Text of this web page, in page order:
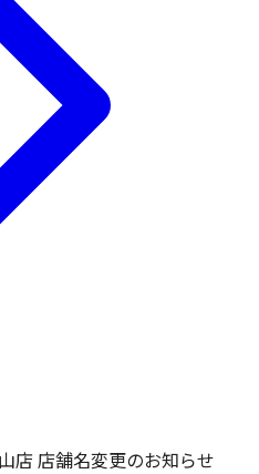
店 店舗名変更のお知らせ